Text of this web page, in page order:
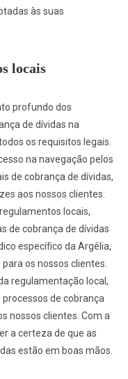
às suas
locais
profundo dos
de dívidas na
os requisitos legais.
na navegação pelos
de cobrança de dívidas,
aos nossos clientes.
locais,
de cobrança de dívidas
específico da Argélia,
os nossos clientes.
regulamentação local,
de cobrança
nossos clientes. Com a
a certeza de que as
estão em boas mãos.